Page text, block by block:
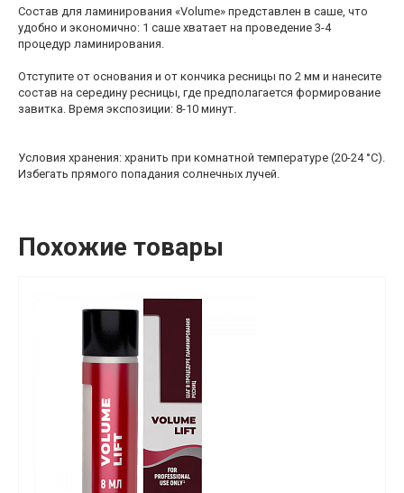
Состав для ламинирования «Volume» представлен в саше, что
удобно и экономично: 1 саше хватает на проведение 3-4
процедур ламинирования.
Отступите от основания и от кончика ресницы по 2 мм и нанесите
состав на середину ресницы, где предполагается формирование
завитка. Время экспозиции: 8-10 минут.
Условия хранения: хранить при комнатной температуре (20-24 °С).
Избегать прямого попадания солнечных лучей.
Похожие товары